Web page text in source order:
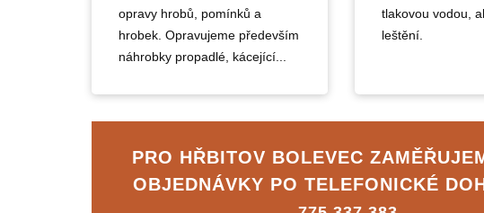
opravy hrobů, pomínků a
hrobek. Opravujeme především
náhrobky propadlé, kácející...
tlakovou vodou,
leštění.
PRO HŘBITOV BOLEVEC
OBJEDNÁVKY PO TELEFONICKÉ